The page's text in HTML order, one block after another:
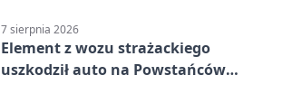
7 sierpnia 2026
Element z wozu strażackiego
uszkodził auto na Powstańców